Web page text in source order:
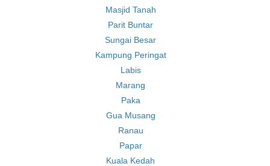
Masjid Tanah
Parit Buntar
Sungai Besar
Kampung Peringat
Labis
Marang
Paka
Gua Musang
Ranau
Papar
Kuala Kedah